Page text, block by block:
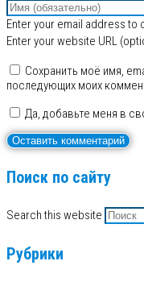
Enter your email address to
Enter your website URL
Сохранить моё имя,
последующих моих
Да, добавьте меня в
Поиск по сайту
Search this website
Рубрики